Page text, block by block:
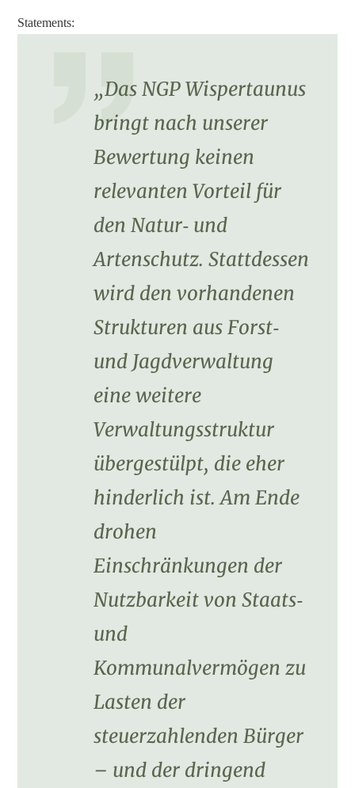
Statements:
„Das NGP Wispertaunus
bringt nach unserer
Bewertung keinen
relevanten Vorteil für
den Natur‑ und
Artenschutz. Stattdessen
wird den vorhandenen
Strukturen aus Forst‑
und Jagdverwaltung
eine weitere
Verwaltungsstruktur
übergestülpt, die eher
hinderlich ist. Am Ende
drohen
Einschränkungen der
Nutzbarkeit von Staats‑
und
Kommunalvermögen zu
Lasten der
steuerzahlenden Bürger
– und der dringend